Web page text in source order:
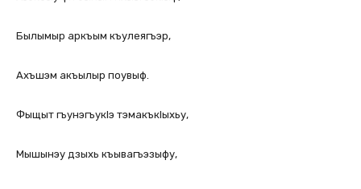
Былымыр аркъым къулеягъэр,
Ахъшэм акъылыр поувыф.
Фыщыт гъунэгъукIэ тэмакъкIыхьу,
Мышынэу дзыхь къывагъэзыфу,